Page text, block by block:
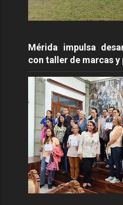
Mérida impulsa
con taller de marcas y